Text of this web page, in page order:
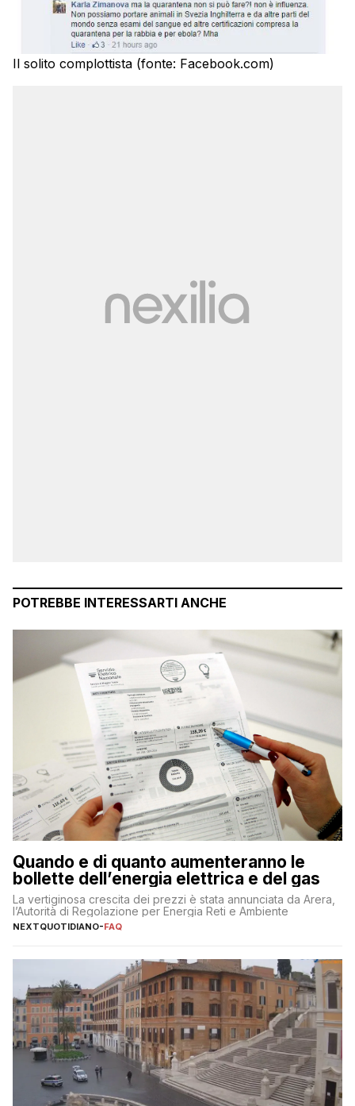
Il solito complottista (fonte: Facebook.com)
POTREBBE INTERESSARTI ANCHE
Quando e di quanto aumenteranno le
bollette dell’energia elettrica e del gas
La vertiginosa crescita dei prezzi è stata annunciata da Arera,
l’Autorità di Regolazione per Energia Reti e Ambiente
NEXTQUOTIDIANO-FAQ